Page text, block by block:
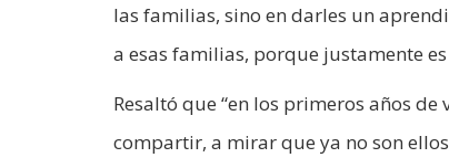
las familias, sino en darles un
a esas familias, porque justamente
Resaltó que “en los primeros años
compartir, a mirar que ya no son